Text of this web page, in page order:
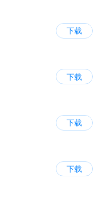
下载
下载
下载
下载